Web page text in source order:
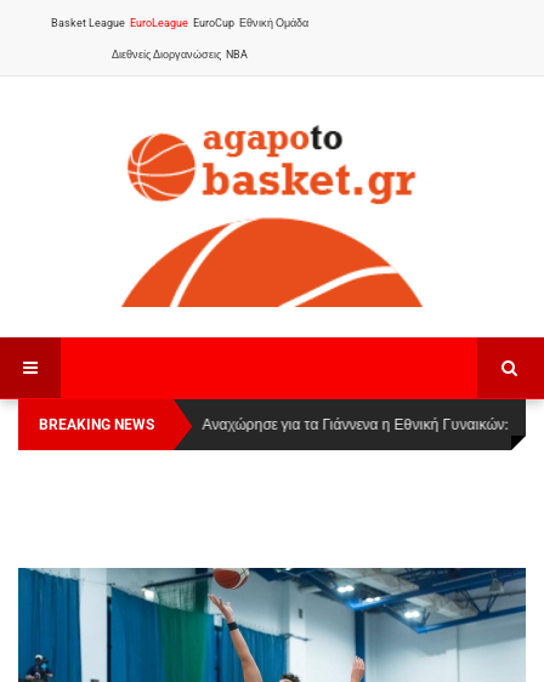
Basket League EuroLeague EuroCup Εθνική Ομάδα
Διεθνείς Διοργανώσεις NBA
BREAKING NEWS
Οι Πάνθηρες Καβάλας στην Women Basketball
League 1
Αναχώρησε για τα Γιάννενα η Εθνική Γυναικών: